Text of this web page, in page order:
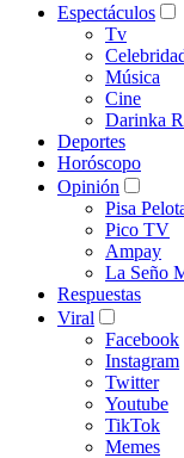
Espectáculos
Tv
Música
Cine
Darinka
Deportes
Horóscopo
Opinión
Pisa
Pico TV
Ampay
La Seño
Respuestas
Viral
Facebook
Instagram
Twitter
Youtube
TikTok
Memes